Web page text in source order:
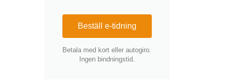
Beställ e-tidning
Betala med kort eller autogiro.
Ingen bindningstid.